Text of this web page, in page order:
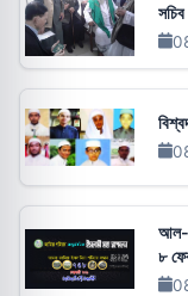
সচিব
আল-
৮